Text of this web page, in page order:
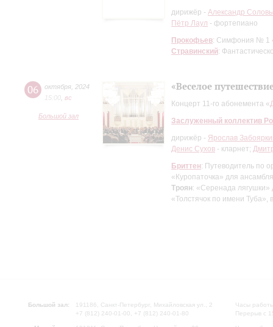
дирижёр - Александр
Пётр Лаул - фортепиано
Прокофьев: Симфония № 1
Стравинский:
06 октября 2024
15:00 вc
Большой зал
«Веселое
Концерт 11-го абонемента «
Заслуженный коллектив
дирижёр - Ярослав
Денис Сухов - кларнет;
Бриттен: Путеводитель по
«Куропаточка» для
Троян: «Серенада
«Толстячок по имени Туба»,
Большой зал:
191186, Санкт-Петербург, Михайловская ул., 2
+7 (812) 240-01-00, +7 (812) 240-01-80
Часы
Перерыв с